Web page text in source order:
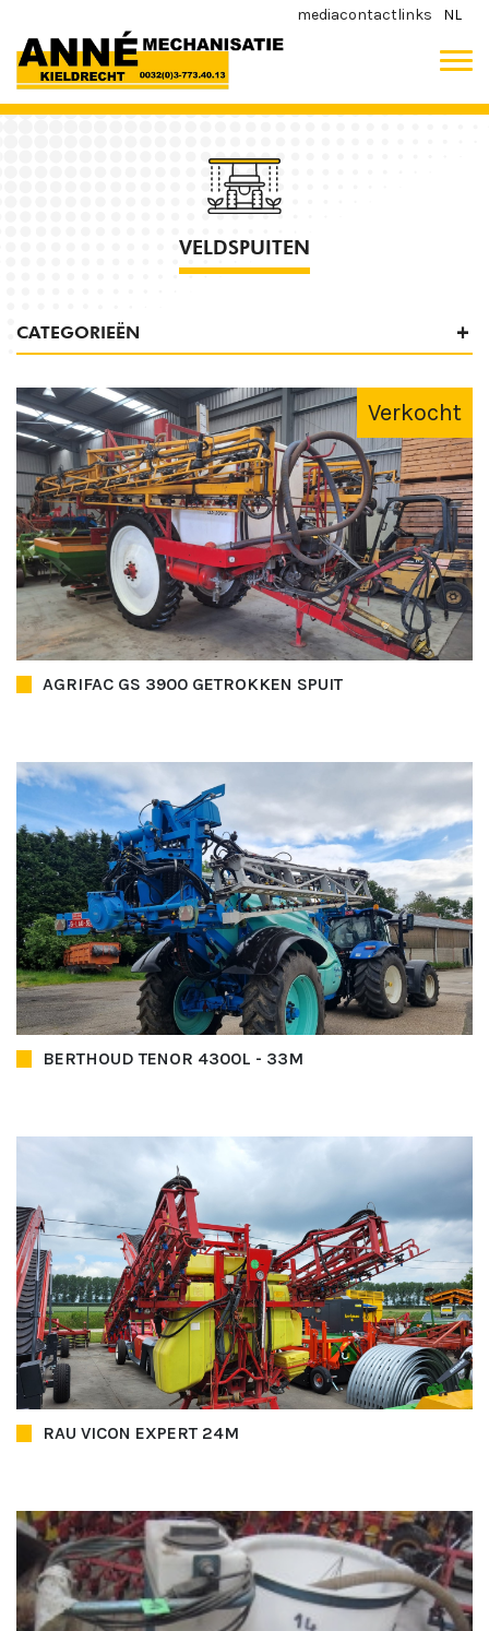
mediacontactlinks NL
VELDSPUITEN
CATEGORIEËN
Verkocht
AGRIFAC GS 3900 GETROKKEN SPUIT
BERTHOUD TENOR 4300L - 33M
RAU VICON EXPERT 24M